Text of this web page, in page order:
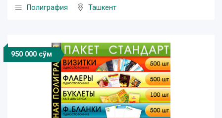
Полиграфия
Ташкент
950 000 сўм